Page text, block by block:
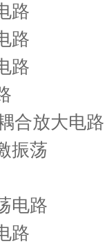
路
负反馈
极放大
输出
接耦合
除自
开关
式振
式振荡